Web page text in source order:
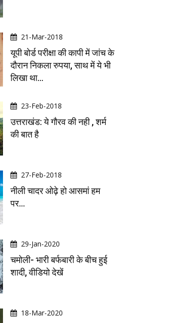
21-Mar-2018
यूपी बोर्ड परीक्षा की कापी में जांच के
दौरान निकला रुपया, साथ में ये भी
लिखा था…
23-Feb-2018
उत्तराखंड: ये गौरव की नही , शर्म
की बात है
27-Feb-2018
नीली चादर ओढ़े हो आसमां हम
पर...
29-Jan-2020
चमोली- भारी बर्फबारी के बीच हुई
शादी, वीडियो देखें
18-Mar-2020